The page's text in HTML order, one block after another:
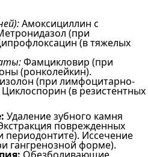
Амоксициллин с
(при
(в тяжелых
Фамцикловир (при
(ронколейкин).
(при лимфоцитарно-
(в резистентных
Удаление зубного камня
поврежденных
периодонтите). Иссечение
гангренозной форме).